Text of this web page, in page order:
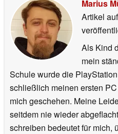
Marius
Artikel
Als Kind
mein
Schule wurde die
schließlich meinen ersten
mich geschehen. Meine
seitdem nie wieder
schreiben bedeutet für mich,